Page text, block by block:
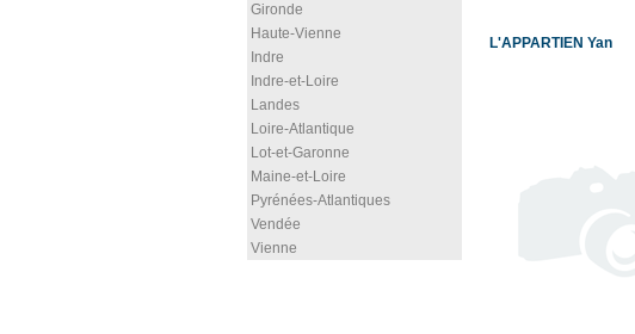
Gironde
Haute-Vienne
Indre
Indre-et-Loire
Landes
Loire-Atlantique
Lot-et-Garonne
Maine-et-Loire
Pyrénées-Atlantiques
Vendée
Vienne
L'APPARTIEN Yan